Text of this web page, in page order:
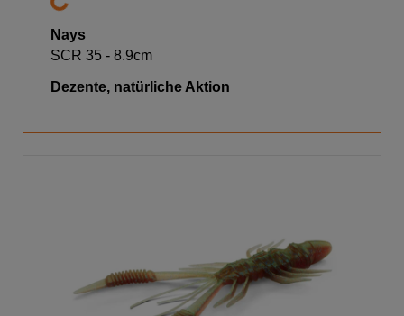
Nays
SCR 35 - 8.9cm
Dezente, natürliche Aktion